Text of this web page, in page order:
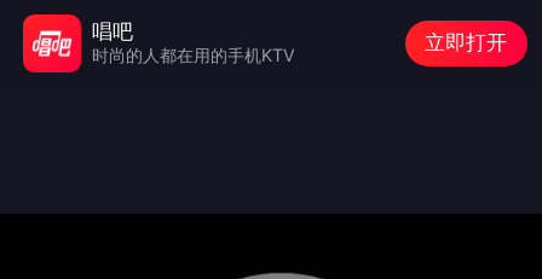
唱吧
时尚的人都在用的手机KTV
立即打开